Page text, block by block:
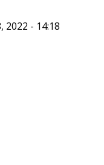
2022 - 14:18